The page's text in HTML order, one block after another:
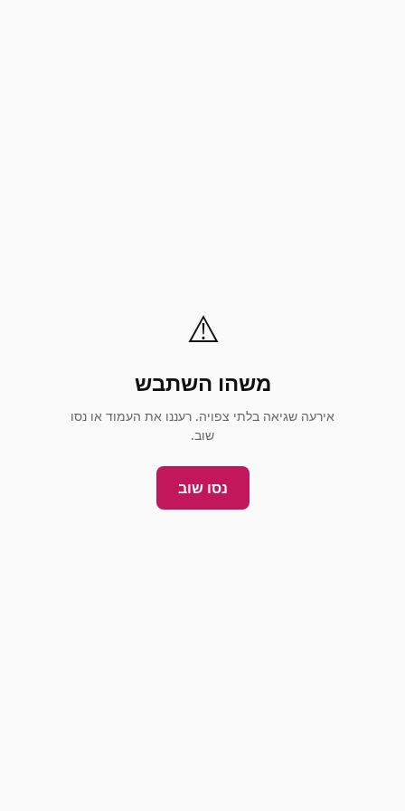
⚠️
משהו השתבש
אירעה שגיאה בלתי צפויה. רעננו את העמוד או נסו
שוב.
נסו שוב